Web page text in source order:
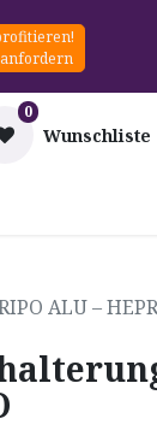
0
Wunschliste
ALU –